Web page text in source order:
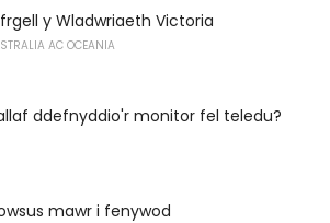
y Wladwriaeth Victoria
AC OCEANIA
ddefnyddio'r monitor fel teledu?
mawr i fenywod